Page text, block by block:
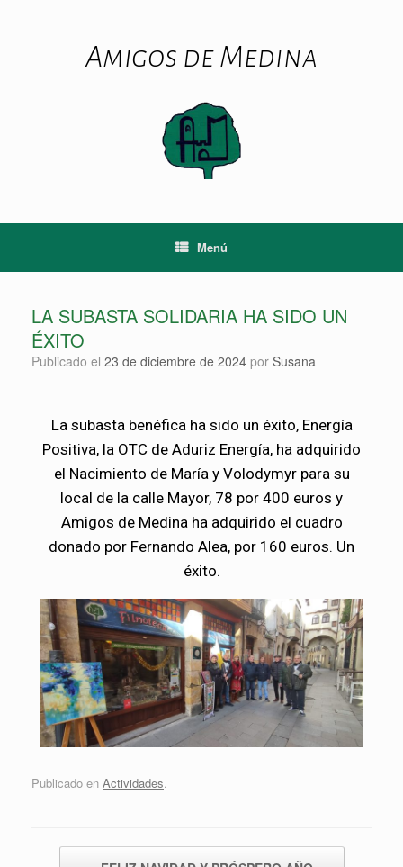
Amigos de Medina
Menú
LA SUBASTA SOLIDARIA HA SIDO UN
ÉXITO
Publicado el 23 de diciembre de 2024 por Susana
La subasta benéfica ha sido un éxito, Energía
Positiva, la OTC de Aduriz Energía, ha adquirido
el Nacimiento de María y Volodymyr para su
local de la calle Mayor, 78 por 400 euros y
Amigos de Medina ha adquirido el cuadro
donado por Fernando Alea, por 160 euros. Un
éxito.
Publicado en Actividades.